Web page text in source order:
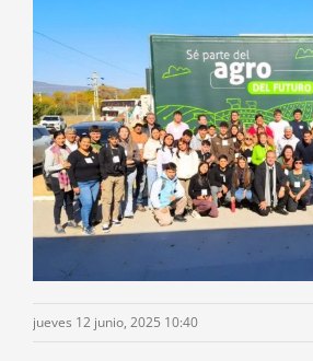
jueves 12 junio, 2025 10:40